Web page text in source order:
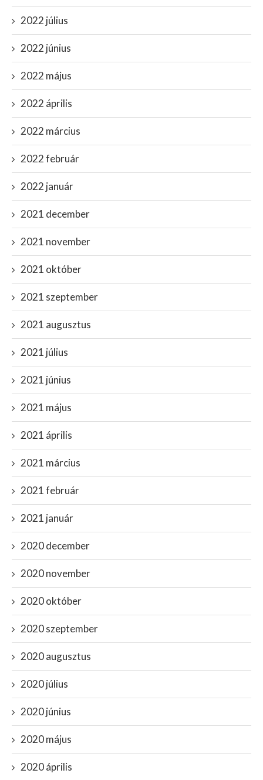
2022 július
2022 június
2022 május
2022 április
2022 március
2022 február
2022 január
2021 december
2021 november
2021 október
2021 szeptember
2021 augusztus
2021 július
2021 június
2021 május
2021 április
2021 március
2021 február
2021 január
2020 december
2020 november
2020 október
2020 szeptember
2020 augusztus
2020 július
2020 június
2020 május
2020 április